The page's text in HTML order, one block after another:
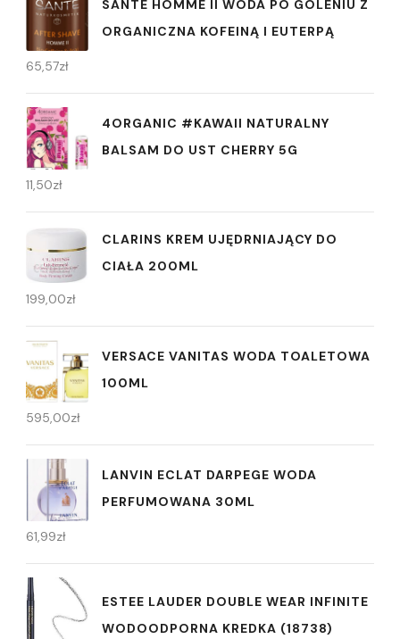
SANTE HOMME II WODA PO GOLENIU Z
ORGANICZNA KOFEINĄ I EUTERPĄ
65,57zł
4ORGANIC #KAWAII NATURALNY
BALSAM DO UST CHERRY 5G
11,50zł
CLARINS KREM UJĘDRNIAJĄCY DO
CIAŁA 200ML
199,00zł
VERSACE VANITAS WODA TOALETOWA
100ML
595,00zł
LANVIN ECLAT DARPEGE WODA
PERFUMOWANA 30ML
61,99zł
ESTEE LAUDER DOUBLE WEAR INFINITE
WODOODPORNA KREDKA (18738)